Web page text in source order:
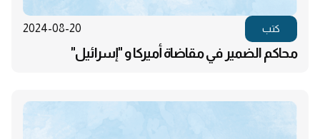
كتب 2024-08-20
محاكم الضمير في مقاضاة أميركا و "إسرائيل"